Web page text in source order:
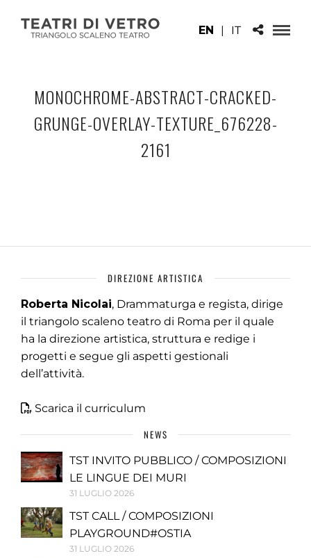
EN | IT
MONOCHROME-ABSTRACT-CRACKED-
GRUNGE-OVERLAY-TEXTURE_676228-
2161
DIREZIONE ARTISTICA
Roberta Nicolai, Drammaturga e regista, dirige
il triangolo scaleno teatro di Roma per il quale
ha la direzione artistica, struttura e redige i
progetti e segue gli aspetti gestionali
dell’attività.
Scarica il curriculum
NEWS
TST INVITO PUBBLICO / COMPOSIZIONI
LE LINGUE DEI MURI
31 LUGLIO 2026
TST CALL / COMPOSIZIONI
PLAYGROUND#OSTIA
31 LUGLIO 2026